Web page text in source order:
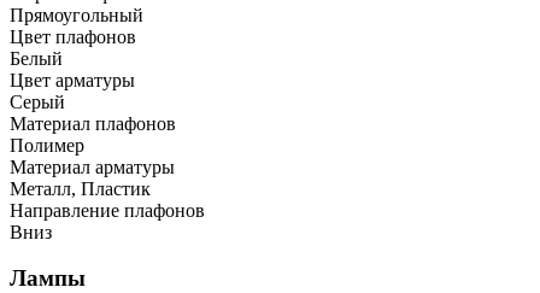
Прямоугольный
Цвет плафонов
Белый
Цвет арматуры
Серый
Материал плафонов
Полимер
Материал арматуры
Металл, Пластик
Направление плафонов
Вниз
Лампы